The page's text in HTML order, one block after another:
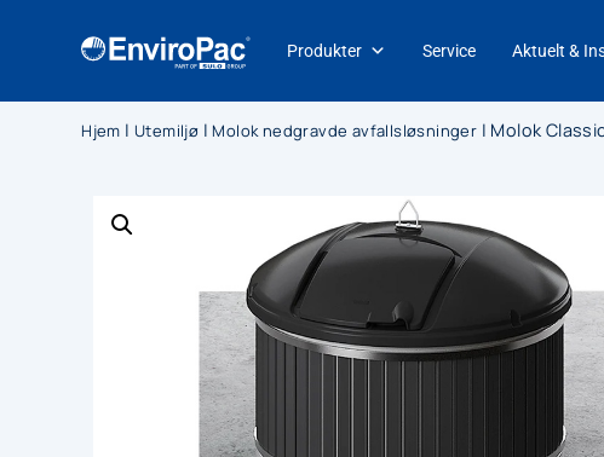
Produkter Service Aktuelt &
Hjem | Utemiljø | Molok nedgravde avfallsløsninger | Molok